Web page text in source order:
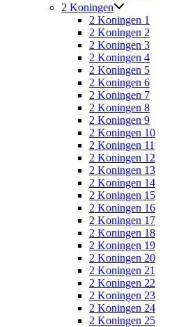
2 Koningen
2 Koningen 1
2 Koningen 2
2 Koningen 3
2 Koningen 4
2 Koningen 5
2 Koningen 6
2 Koningen 7
2 Koningen 8
2 Koningen 9
2 Koningen 10
2 Koningen 11
2 Koningen 12
2 Koningen 13
2 Koningen 14
2 Koningen 15
2 Koningen 16
2 Koningen 17
2 Koningen 18
2 Koningen 19
2 Koningen 20
2 Koningen 21
2 Koningen 22
2 Koningen 23
2 Koningen 24
2 Koningen 25